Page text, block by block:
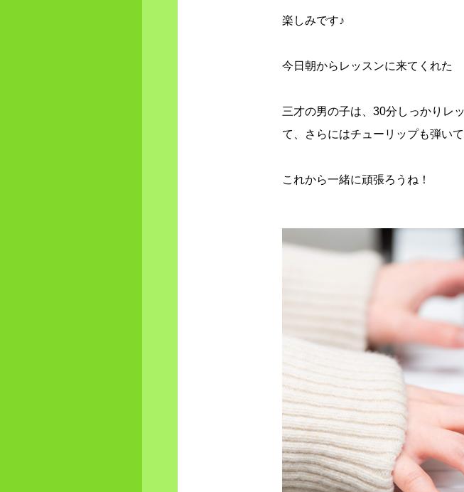
楽しみです♪
今日朝からレッスンに来てくれた
三才の男の子は、30分しっかりレ
て、さらにはチューリップも弾い
これから一緒に頑張ろうね！